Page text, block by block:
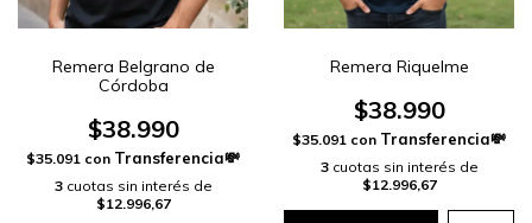
Remera Belgrano de
Córdoba
$38.990
$35.091 con
3 cuotas sin interés de
$12.996,67
Remera Riquelme
$38.990
$35.091 con
3 cuotas sin interés de
$12.996,67